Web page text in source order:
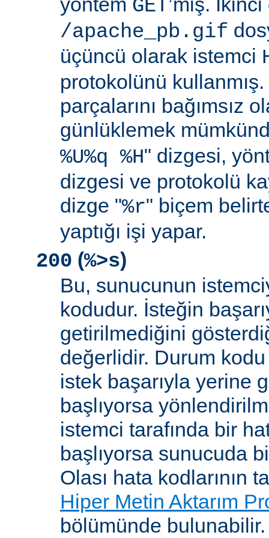
GET
/apache_pb.gif
üçüncü olarak istemci
protokolünü kullanmış.
parçalarını bağımsız
günlüklemek
%U%q %H" dizgesi,
dizgesi ve protokolü
dizge "%r" biçem
yaptığı işi yapar.
200 (%>s)
Bu, sunucunun
kodudur. İsteğin
getirilmediğini
değerlidir. Durum
istek başarıyla yerine
başlıyorsa
istemci tarafında bir
başlıyorsa sunucuda
Olası hata kodlarının
Hiper Metin Aktarım
bölümünde bulunabilir.